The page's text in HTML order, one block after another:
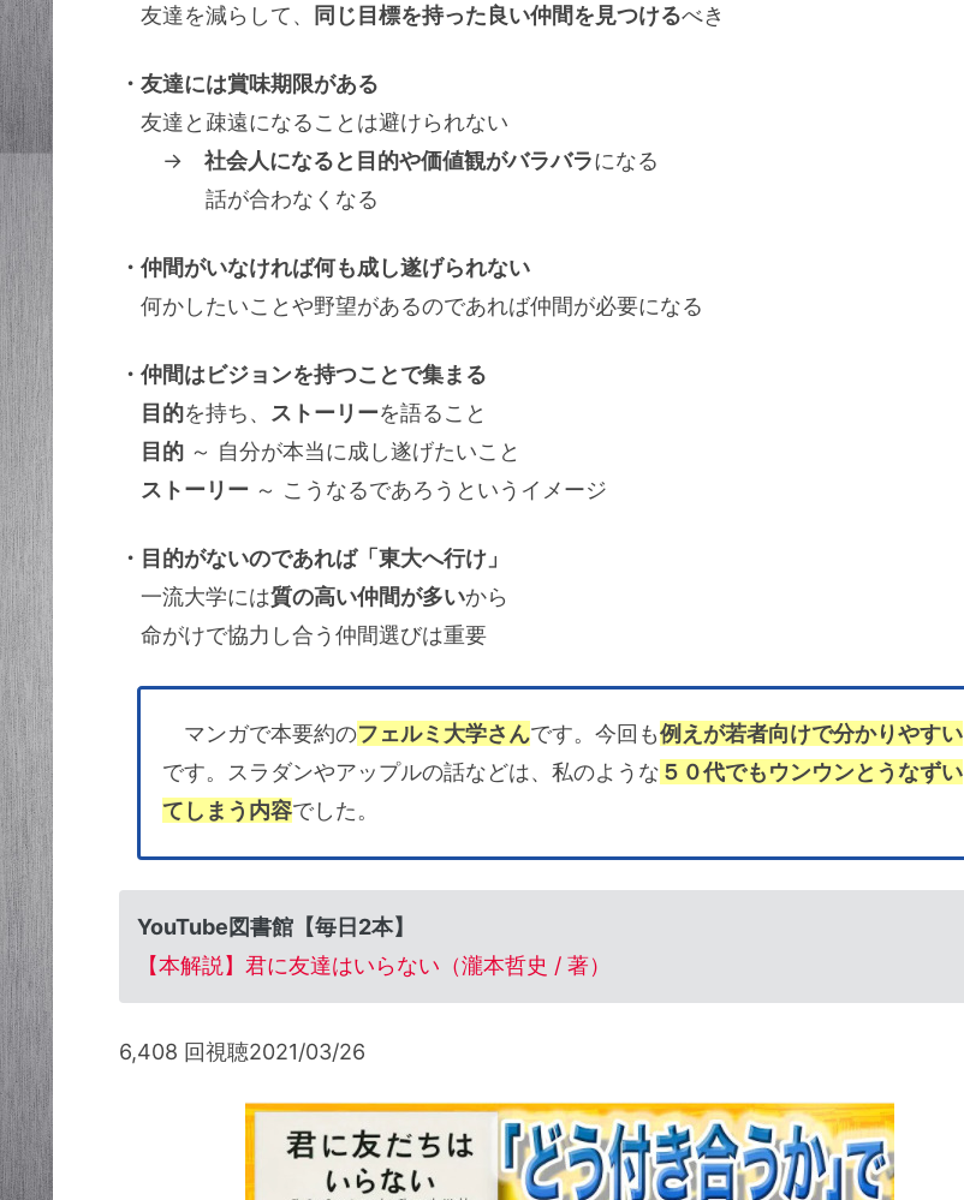
友達を減らして、 同じ目標を持った良い仲間を見つけるべき
・友達には賞味期限がある
友達と疎遠になることは避けられない
→ 社会人になると目的や価値観がバラバラになる
話が合わなくなる
・仲間がいなければ何も成し遂げられない
何かしたいことや野望があるのであれば仲間が必要になる
・仲間はビジョンを持つことで集まる
目的を持ち、 ストーリーを語ること
目的 ～ 自分が本当に成し遂げたいこと
ストーリー ～ こうなるであろうというイメージ
・目的がないのであれば「東大へ行け」
一流大学には質の高い仲間が多いから
命がけで協力し合う仲間選びは重要
マンガで本要約のフェルミ大学さんです。今回も例えが若者向けで分かりやすい
です。スラダンやアップルの話などは、私のような ５０代でもウンウンとうなずい
てしまう内容でした。
YouTube図書館【毎日2本】
【本解説】君に友達はいらない（瀧本哲史 / 著）
6,408 回視聴2021/03/26